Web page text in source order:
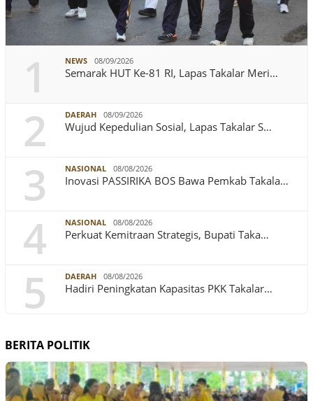
1 NEWS 08/09/2026
Semarak HUT Ke-81 RI, Lapas Takalar Meri…
2 DAERAH 08/09/2026
Wujud Kepedulian Sosial, Lapas Takalar S…
3 NASIONAL 08/08/2026
Inovasi PASSIRIKA BOS Bawa Pemkab Takala…
4 NASIONAL 08/08/2026
Perkuat Kemitraan Strategis, Bupati Taka…
5 DAERAH 08/08/2026
Hadiri Peningkatan Kapasitas PKK Takalar…
BERITA POLITIK